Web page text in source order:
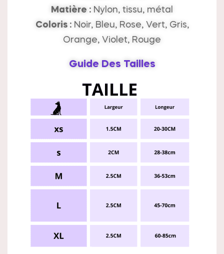
Matière : Nylon, tissu, métal
Coloris :Noir, Bleu, Rose, Vert, Gris,
Orange, Violet, Rouge
Guide Des Tailles